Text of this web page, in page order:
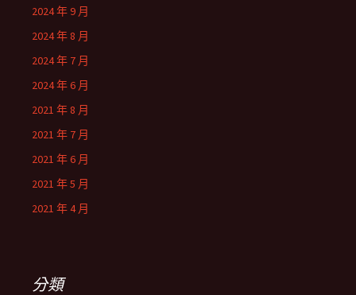
2024 年 9 月
2024 年 8 月
2024 年 7 月
2024 年 6 月
2021 年 8 月
2021 年 7 月
2021 年 6 月
2021 年 5 月
2021 年 4 月
分類